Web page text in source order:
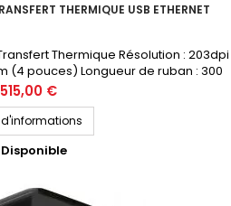
THERMIQUE USB ETHERNET
Thermique Résolution : 203dpi
(4 pouces) Longueur de ruban : 300
: USB, RS-232, ETHERNET Prix
Demandez votre devis personnalisé
Prix
515,00 €
d'informations
Disponible